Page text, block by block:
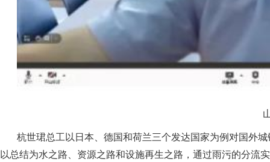
杭世珺总工以日本、德国和荷兰三个发达国家为例对国外
以总结为水之路、资源之路和设施再生之路，通过雨污的分流